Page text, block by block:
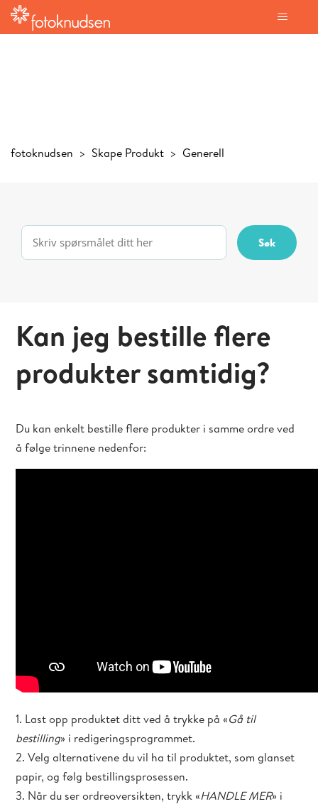
fotoknudsen Skape Produkt Generell
Kan jeg bestille flere
produkter samtidig?
Du kan enkelt bestille flere produkter i samme ordre ved
å følge trinnene nedenfor:
1. Last opp produktet ditt ved å trykke på «Gå til
bestilling» i redigeringsprogrammet.
2. Velg alternativene du vil ha til produktet, som glanset
papir, og følg bestillingsprosessen.
3. Når du ser ordreoversikten, trykk «HANDLE MER» i